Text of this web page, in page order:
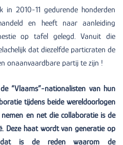
in 2010-11 gedurende honderden
en heeft naar aanleiding
op tafel gelegd. Vanuit die
dat diezelfde particraten de
onaanvaardbare partij te zijn !
“Vlaams”-nationalisten van hun
tijdens beide wereldoorlogen
en net die collaboratie is de
Deze haat wordt van generatie op
dat is de reden waarom de